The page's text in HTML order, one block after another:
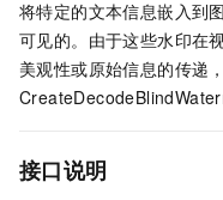
将特定的文本信息嵌入到
可见的。由于这些水印在
美观性或原始信息的传递
接口说明